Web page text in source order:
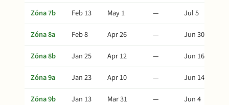
Zóna 7b
Feb 13 May 1 —
Jul 5
Zóna 8a
Feb 8 Apr 26 —
Jun 30
Zóna 8b
Jan 25 Apr 12 —
Jun 16
Zóna 9a
Jan 23 Apr 10 —
Jun 14
Zóna 9b
Jan 13 Mar 31 —
Jun 4